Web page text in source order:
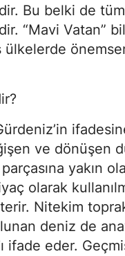
Bu belki de tüm
“Mavi Vatan”
ülkelerde
ve dönüşen
yakın
olarak
Nitekim
deniz de
ifade eder.